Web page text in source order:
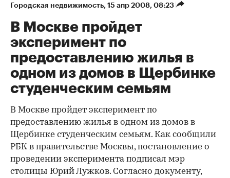
Городская недвижимость⁠, 15 апр 2008, 08:23
В Москве пройдет
эксперимент по
предоставлению жилья в
одном из домов в Щербинке
студенческим семьям
В Москве пройдет эксперимент по
предоставлению жилья в одном из домов в
Щербинке студенческим семьям. Как сообщили
РБК в правительстве Москвы, постановление о
проведении эксперимента подписал мэр
столицы Юрий Лужков. Согласно документу,